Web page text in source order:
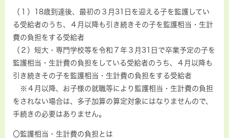
（１）18歳到達後、最初の３月31日を迎える子を監護してい
る受給者のうち、４月以降も引き続きその子を監護相当・生計
費の負担をする受給者
（２）短大・専門学校等を令和７年３月31日で卒業予定の子を
監護相当・生計費の負担をしている受給者のうち、４月以降も
引き続きその子を監護相当・生計費の負担をする受給者
※４月以降、お子様の就職等により監護相当・生計費の負担
をされない場合は、多子加算の算定対象にはなりませんので、
手続きの必要はありません。
〇監護相当・生計費の負担とは